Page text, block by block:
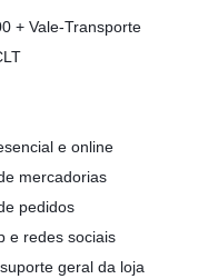
+ Vale-Transporte
e online
mercadorias
pedidos
e redes sociais
geral da loja